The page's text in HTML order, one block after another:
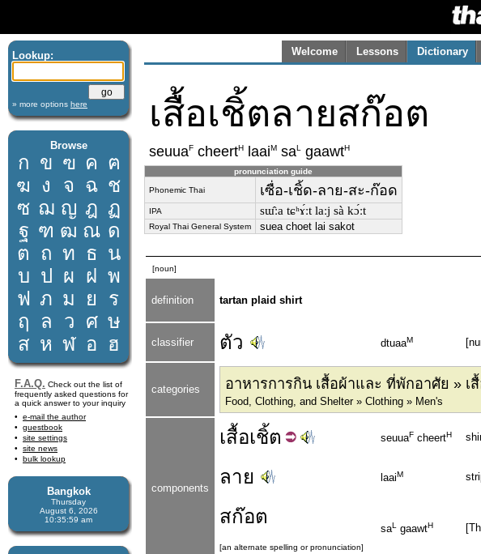
Lookup:
» more options here
Browse
ก ข ฃ ค ฅ
ฆ ง จ ฉ ช
ซ ฌ ญ ฎ ฏ
ฐ ฑ ฒ ณ ด
ต ถ ท ธ น
บ ป ผ ฝ พ
ฟ ภ ม ย
ร
ฤ
ล ว ศ ษ
ส ห ฬ อ ฮ
F.A.Q. Check out the list of
frequently asked questions for
a quick answer to your inquiry
e-mail the author
guestbook
site settings
site news
bulk lookup
Bangkok
Thursday
August 6, 2026
10:35:59 am
Welcome Lessons Dictionary
เสื้อเชิ้ตลายสก๊อต
seuuaF cheertH laaiM saL gaawtH
pronunciation guide
Phonemic Thai เซื่อ-เชิ้ด-ลาย-สะ-ก๊อด
IPA sɯ̂ːa tɕʰɤ́ːt laːj sà kɔ́ːt
Royal Thai General System suea choet lai sakot
[noun]
definition tartan plaid shirt
classifier ตัว dtuaaM
categories อาหารการกิน เสื้อผ้าและ ที่พักอาศัย » เ
Food, Clothing, and Shelter » Clothing » Men's
components
เสื้อเชิ้ต seuuaF cheertH
ลาย laaiM
สก๊อต
[an alternate spelling or pronunciation]
saL gaawtH